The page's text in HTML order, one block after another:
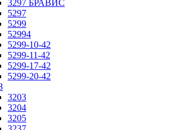
3297 БРАВИС
5297
5299
52994
5299-10-42
5299-11-42
5299-17-42
5299-20-42
3203
3204
3205